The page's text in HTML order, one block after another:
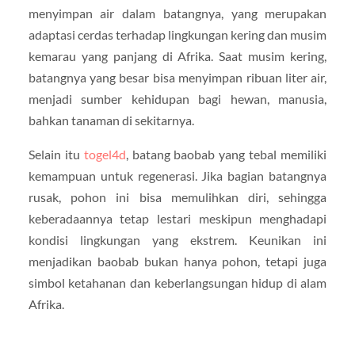
menyimpan air dalam batangnya, yang merupakan
adaptasi cerdas terhadap lingkungan kering dan musim
kemarau yang panjang di Afrika. Saat musim kering,
batangnya yang besar bisa menyimpan ribuan liter air,
menjadi sumber kehidupan bagi hewan, manusia,
bahkan tanaman di sekitarnya.
Selain itu togel4d, batang baobab yang tebal memiliki
kemampuan untuk regenerasi. Jika bagian batangnya
rusak, pohon ini bisa memulihkan diri, sehingga
keberadaannya tetap lestari meskipun menghadapi
kondisi lingkungan yang ekstrem. Keunikan ini
menjadikan baobab bukan hanya pohon, tetapi juga
simbol ketahanan dan keberlangsungan hidup di alam
Afrika.